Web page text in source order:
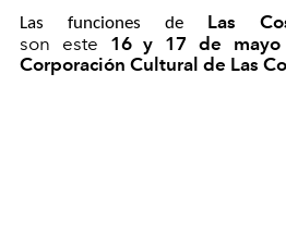
Las funciones de Las
son este 16 y 17 de mayo
Corporación Cultural de Las